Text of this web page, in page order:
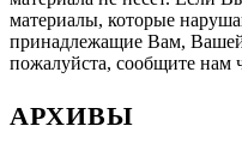
материалы, которые
принадлежащие Вам,
пожалуйста, сообщите нам
АРХИВЫ